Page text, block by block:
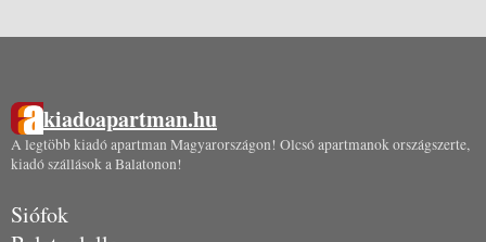
kiadoapartman.hu
A legtöbb kiadó apartman Magyarországon! Olcsó apartmanok országszerte,
kiadó szállások a Balatonon!
Siófok